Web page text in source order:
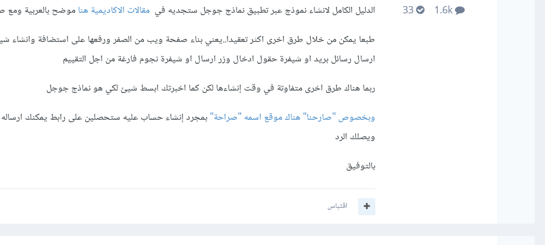
الدليل الكامل لانشاء نموذج عبر تطبيق نماذج جوجل ستجديه في مقالات الاكاديمية هناموضح بالعربية ومع
طبعا يمكن من خلال طرق اخرى اكثر تعقيدا..يعني بناء صفحة ويب من الصفر ورفعها على استضافة وانشاء
ارسال رسائل بريد او شيفرة حقول ادخال وزر ارسال او شيفرة نجوم فارغة من اجل التقييم
ربما هناك طرق اخرى متفاوتة في وقت إنشاءها لكن كما اخبرتك ابسط شيئ لكي هو نماذج جوجل
وبخصوص "صارحنا" هناك موقع اسمه "صراحة"بمجرد إنشاء حساب عليه ستحصلين على رابط يمكنك ارساله
ويصلك الرد
بالتوفيق
اقتباس